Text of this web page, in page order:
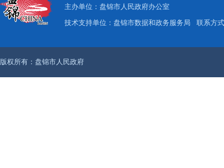
主办单位：盘锦市人民政府办公室
技术支持单位：盘锦市数据和政务服务局 联系方
版权所有：盘锦市人民政府